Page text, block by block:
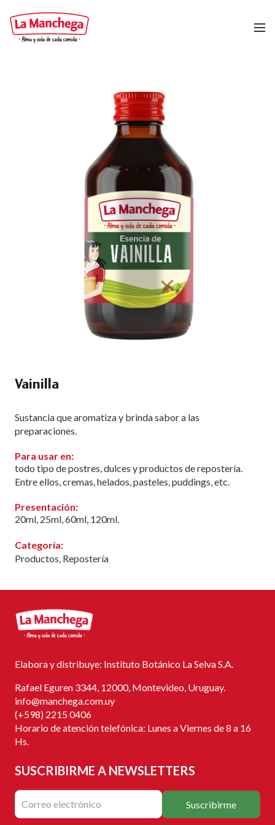
Vainilla
Sustancia que aromatiza y brinda sabor a las
preparaciones.
Para usar en:
todo tipo de postres, dulces y productos de repostería.
Entre ellos, cremas, helados, pasteles, puddings, etc.
Presentación:
20ml, 25ml, 60ml, 120ml.
Categoría:
Productos, Repostería
Elabora y distribuye: Instituto Botánico La Selva S.A.
Rafael Eguren 3344, 12000, Montevideo, Uruguay.
info@manchega.com.uy
(+598) 2215 0406
Horario de atención telefónica: Lunes a Viernes de 8 a 16
Hs.
SUSCRIBIRME A NEWSLETTERS
Suscribirme